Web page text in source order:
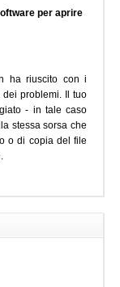
per aprire
ha riuscito con i
dei problemi. Il tuo
- in tale caso
stessa sorsa che
o di copia del file